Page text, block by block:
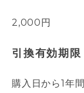
2,000円
引換有効期限
購入日から1年間